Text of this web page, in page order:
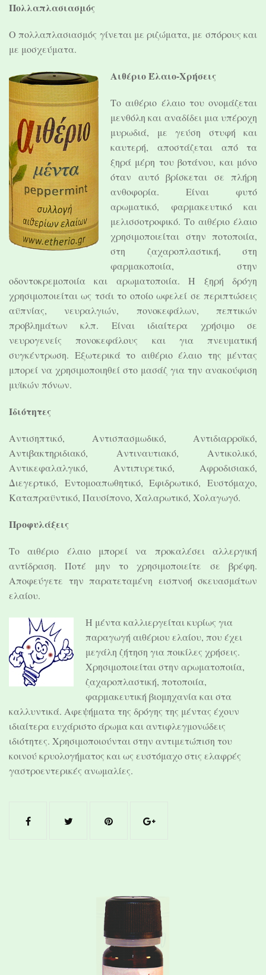
Πολλαπλασιασμός
Ο πολλαπλασιασμός γίνεται με ριζώματα, με σπόρους και
με μοσχεύματα.
Αιθέριο Έλαιο-Χρήσεις
Το αιθέριο έλαιο του ονομάζεται
μενθόλη και αναδίδει μια υπέροχη
μυρωδιά, με γεύση στυφή και
καυτερή, αποστάζεται από τα
ξηρά μέρη του βοτάνου, και μόνο
όταν αυτό βρίσκεται σε πλήρη
ανθοφορία. Είναι φυτό
αρωματικό, φαρμακευτικό και
μελισσοτροφικό. Το αιθέριο έλαιο
χρησιμοποιείται στην ποτοποιία,
στη ζαχαροπλαστική, στη
φαρμακοποιία, στην
οδοντοκρεμοποιία και αρωματοποιία. Η ξηρή δρόγη
χρησιμοποιείται ως τσάι το οποίο ωφελεί σε περιπτώσεις
αϋπνίας, νευραλγιών, πονοκεφάλων, πεπτικών
προβλημάτων κλπ. Είναι ιδιαίτερα χρήσιμο σε
νευρογενείς πονοκεφάλους και για πνευματική
συγκέντρωση. Εξωτερικά το αιθέριο έλαιο της μέντας
μπορεί να χρησιμοποιηθεί στο μασάζ για την ανακούφιση
μυϊκών πόνων.
Ιδιότητες
Αντισηπτικό, Αντισπασμωδικό, Αντιδιαρροϊκό,
Αντιβακτηριδιακό, Αντιναυτιακό, Αντικολικό,
Αντικεφαλαλγικό, Αντιπυρετικό, Αφροδισιακό,
Διεγερτικό, Εντομοαπωθητικό, Εφιδρωτικό, Ευστόμαχο,
Καταπραϋντικό, Παυσίπονο, Χαλαρωτικό, Χολαγωγό.
Προφυλάξεις
Το αιθέριο έλαιο μπορεί να προκαλέσει αλλεργική
αντίδραση. Ποτέ μην το χρησιμοποιείτε σε βρέφη.
Αποφεύγετε την παρατεταμένη εισπνοή σκευασμάτων
ελαίου.
Η μέντα καλλιεργείται κυρίως για
παραγωγή αιθέριου ελαίου, που έχει
μεγάλη ζήτηση για ποικίλες χρήσεις.
Χρησιμοποιείται στην αρωματοποιία,
ζαχαροπλαστική, ποτοποιία,
φαρμακευτική βιομηχανία και στα
καλλυντικά. Αφεψήματα της δρόγης της μέντας έχουν
ιδιαίτερα ευχάριστο άρωμα και αντιφλεγμονώδεις
ιδιότητες. Χρησιμοποιούνται στην αντιμετώπιση του
κοινού κρυολογήματος και ως ευστόμαχο στις ελαφρές
γαστροεντερικές ανωμαλίες.